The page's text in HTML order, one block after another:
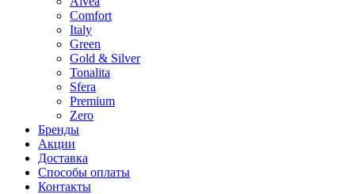
Comfort
Italy
Green
Gold & Silver
Tonalita
Sfera
Premium
Zero
Бренды
Акции
Доставка
Способы оплаты
Контакты